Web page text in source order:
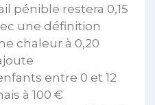
pénible restera 0,15
une définition
chaleur à 0,20
entre 0 et 12
à 100 €